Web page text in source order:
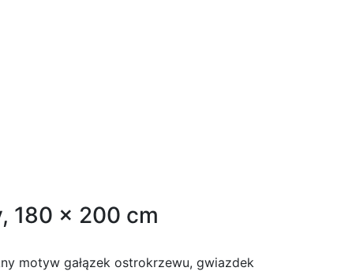
180 x 200 cm
motyw gałązek ostrokrzewu, gwiazdek